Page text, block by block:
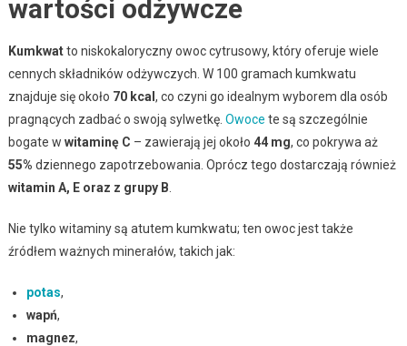
wartości odżywcze
Kumkwatto niskokaloryczny owoc cytrusowy, który oferuje wiele
cennych składników odżywczych. W 100 gramach kumkwatu
znajduje się około 70 kcal , co czyni go idealnym wyborem dla osób
pragnących zadbać o swoją sylwetkę. Owoce te są szczególnie
bogate w witaminę C – zawierają jej około 44 mg, co pokrywa aż
55% dziennego zapotrzebowania. Oprócz tego dostarczają również
witamin A, E oraz z grupy B
Nie tylko witaminy są atutem kumkwatu; ten owoc jest także
źródłem ważnych minerałów, takich jak:
potas,
wapń,
magnez,